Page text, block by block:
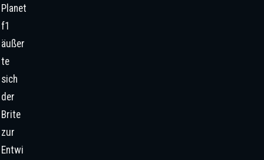
Planet
f1
äußer
te
sich
der
Brite
zur
Entwi